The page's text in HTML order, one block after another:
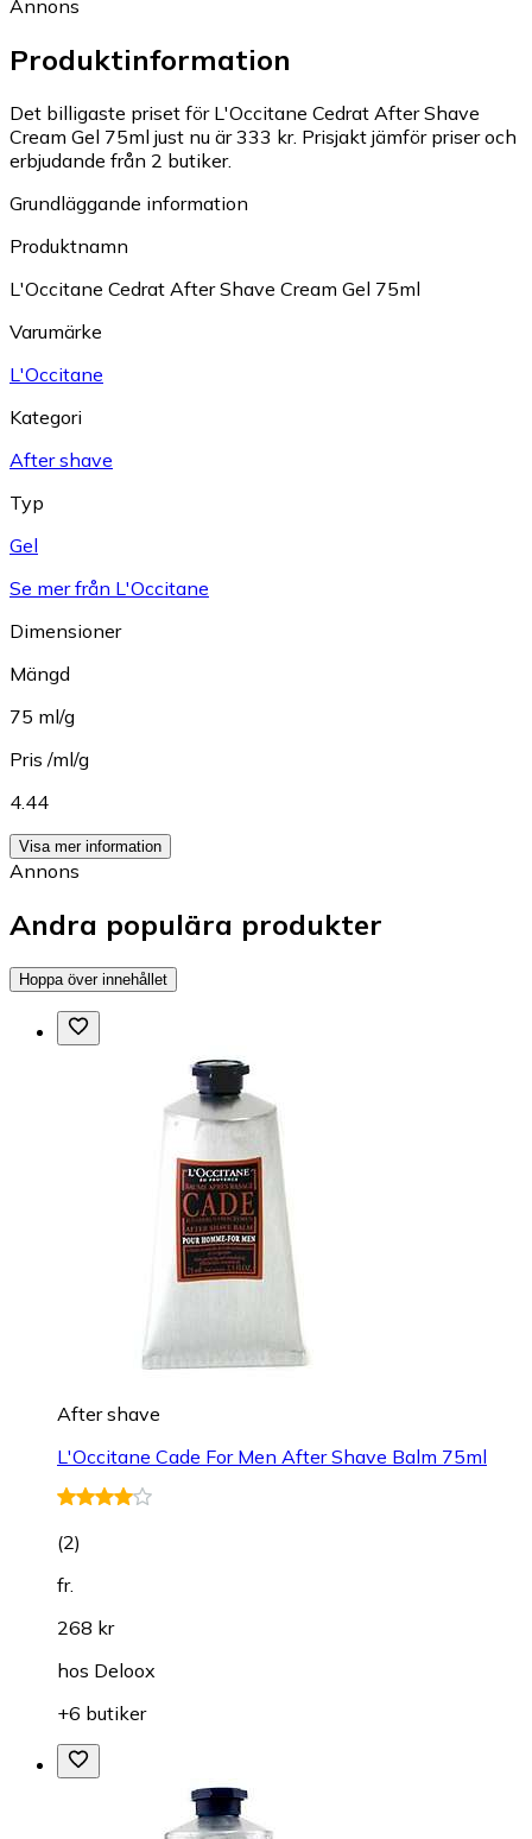
Annons
Produktinformation
Det billigaste priset för L'Occitane Cedrat After Shave
Cream Gel 75ml just nu är 333 kr. Prisjakt jämför priser och
erbjudande från 2 butiker.
Grundläggande information
Produktnamn
L'Occitane Cedrat After Shave Cream Gel 75ml
Varumärke
L'Occitane
Kategori
After shave
Typ
Gel
Se mer från L'Occitane
Dimensioner
Mängd
75 ml/g
Pris /ml/g
4.44
Visa mer information
Annons
Andra populära produkter
Hoppa över innehållet
After shave
L'Occitane Cade For Men After Shave Balm 75ml
(2)
fr.
268 kr
hos Deloox
+6 butiker